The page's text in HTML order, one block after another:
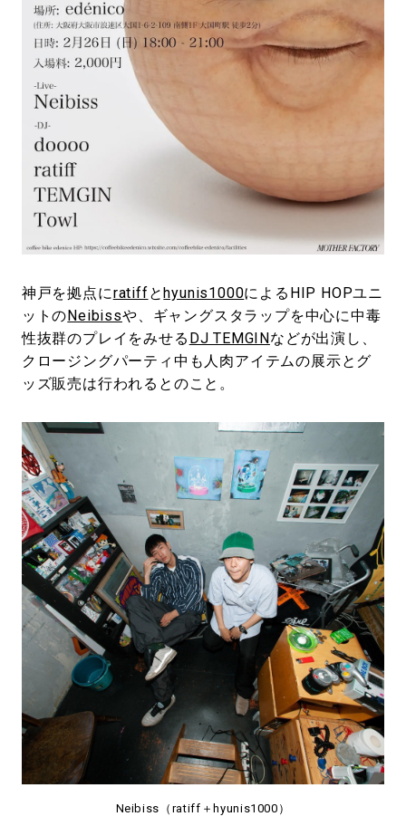
神戸を拠点にratiffとhyunis1000によるHIP HOPユニ
ットのNeibissや、ギャングスタラップを中心に中毒
性抜群のプレイをみせる DJ TEMGINなどが出演し、
クロージングパーティ中も人肉アイテムの展示とグ
ッズ販売は行われるとのこと。
Neibiss（ratiff＋hyunis1000）